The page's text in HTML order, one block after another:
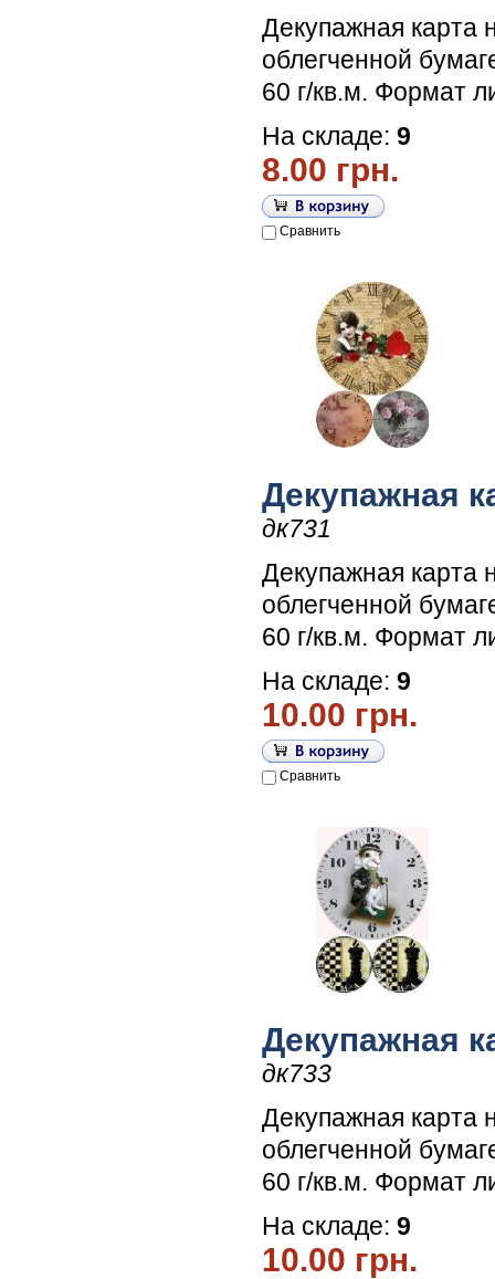
Декупажная карта
облегченной
60 г/кв.м. Формат
На складе: 9
8.00 грн.
Сравнить
Декупажная
дк731
Декупажная карта
облегченной
60 г/кв.м. Формат
На складе: 9
10.00 грн.
Сравнить
Декупажная
дк733
Декупажная карта
облегченной
60 г/кв.м. Формат
На складе: 9
10.00 грн.